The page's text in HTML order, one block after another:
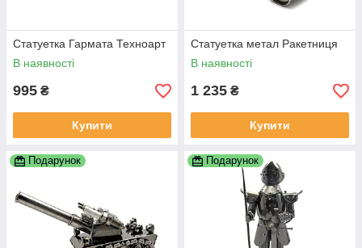
Статуетка Гармата Техноарт
В наявності
995 ₴
Купити
Статуетка метал Ракетниця
В наявності
1 235 ₴
Купити
Подарунок Подарунок